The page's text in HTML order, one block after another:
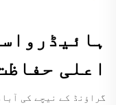
اعلی
گراؤنڈ کے نیچے کی